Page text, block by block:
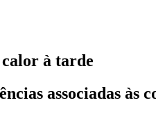
calor à tarde
associadas às